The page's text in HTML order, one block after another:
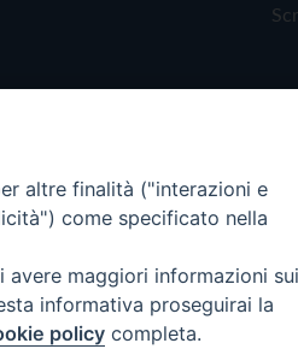
altre finalità ("interazioni e
come specificato nella
maggiori informazioni sui
informativa proseguirai la
policy completa.